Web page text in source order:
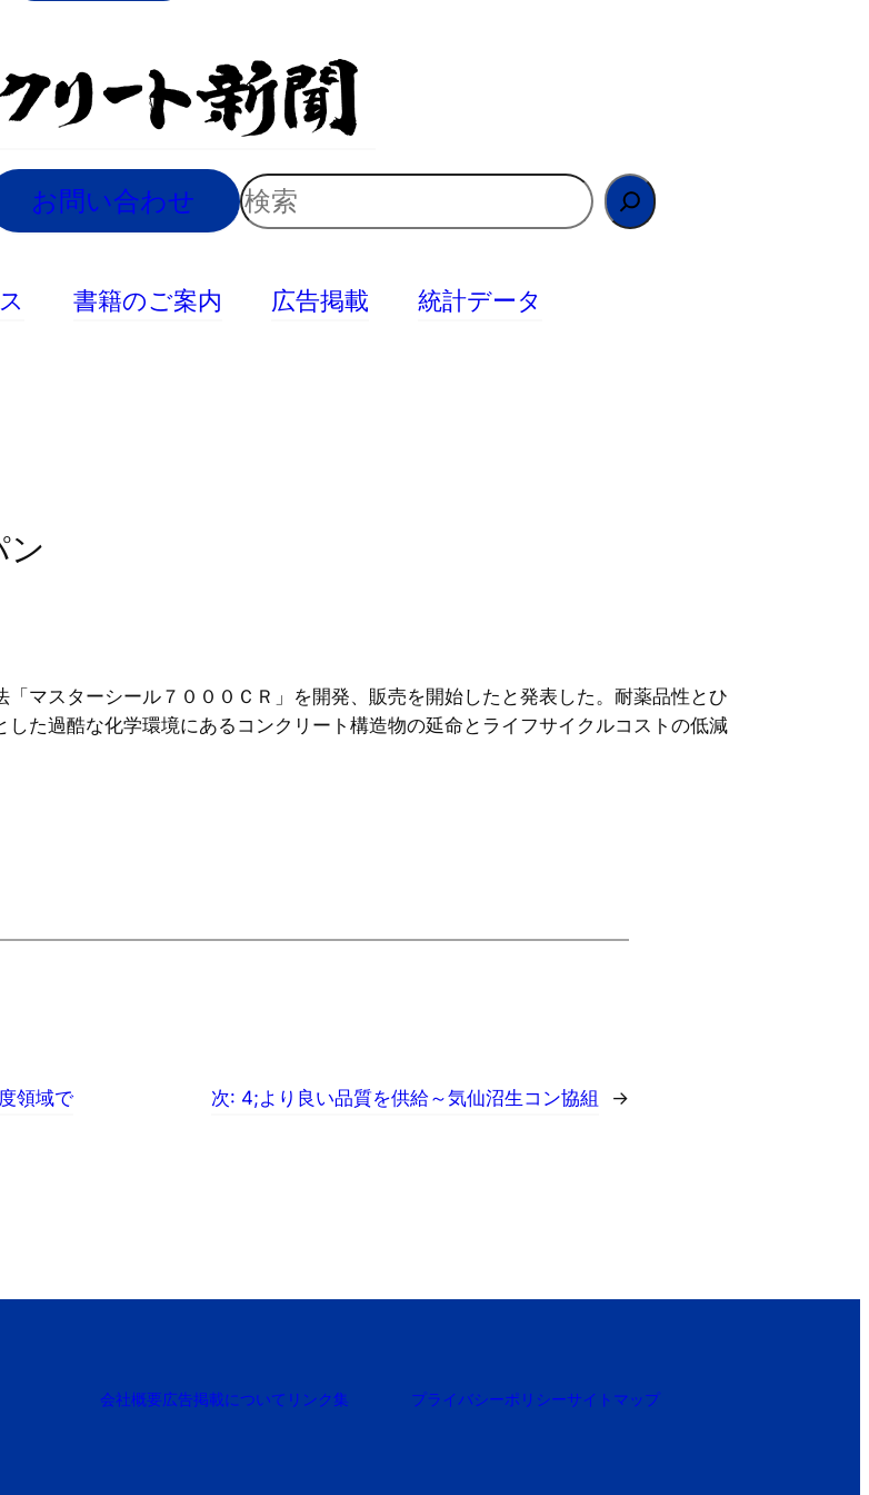
お問い合わせ
検
索
書籍のご案内 広告掲載 統計データ
ン
マスターシール７０００ＣＲ」を開発、販売を開始したと発表した。耐薬品性とひ
た過酷な化学環境にあるコンクリート構造物の延命とライフサイクルコストの低減
領域で 次: 4;より良い品質を供給～気仙沼生コン協組 →
会社概要広告掲載について リンク集 プライバシーポリシーサイトマップ